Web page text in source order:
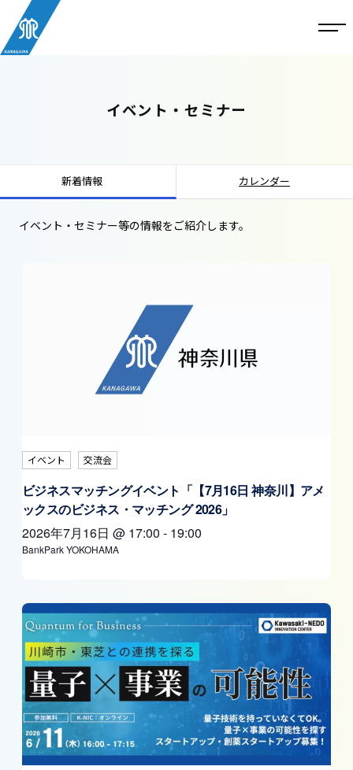
イベント・セミナー
新着情報 カレンダー
イベント・セミナー等の情報をご紹介します。
イベント 交流会
ビジネスマッチングイベント「【7月16日 神奈川】アメ
ックスのビジネス・マッチング 2026」
2026年7月16日 @ 17:00 - 19:00
BankPark YOKOHAMA